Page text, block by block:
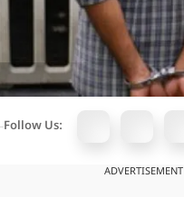
Follow Us:
ADVERTISEMENT